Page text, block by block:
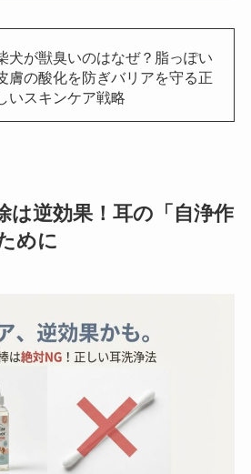
犬が獣臭いのはなぜ？脂っぽい
膚の酸化を防ぎバリアを守る正
いスキンケア戦略
は逆効果！耳の「自浄作
めに